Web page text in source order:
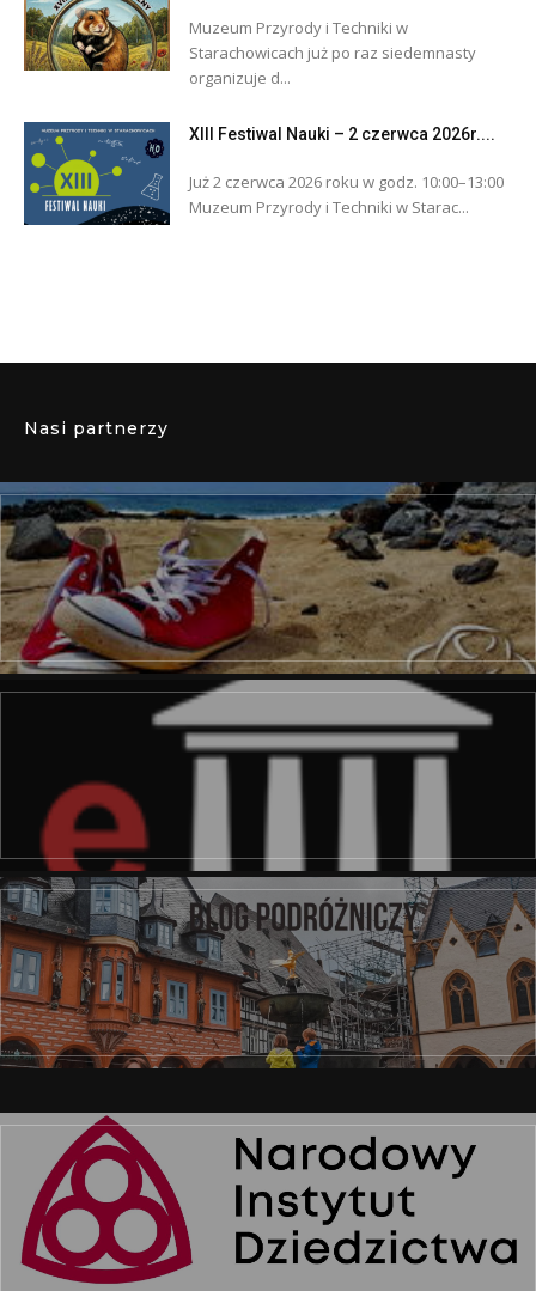
Muzeum Przyrody i Techniki w
Starachowicach już po raz siedemnasty
organizuje d...
XIII Festiwal Nauki – 2 czerwca 2026r....
Już 2 czerwca 2026 roku w godz. 10:00–13:00
Muzeum Przyrody i Techniki w Starac...
Nasi partnerzy